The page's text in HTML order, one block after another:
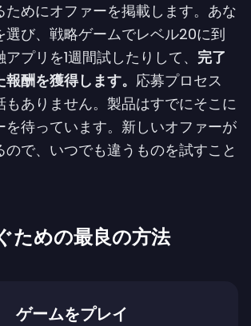
ためにオファーを掲載します。あな
選び、戦略ゲームでレベル20に到
プリを1週間試したりして、 完了
酬を獲得します。 応募プロセス
もありません。製品はすでにそこに
を待っています。新しいオファーが
で、いつでも違うものを試すこと
ための最良の方法
ゲームをプレイ